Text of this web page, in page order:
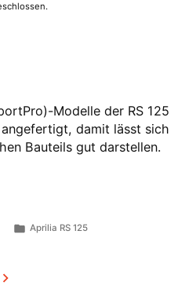
Modelle der RS 125
damit lässt sich
Bauteils gut darstellen.
Veröffentlicht
Aprilia RS 125